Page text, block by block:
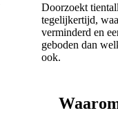
Doorzoekt
tegelijkertijd,
verminderd en
geboden dan
ook.